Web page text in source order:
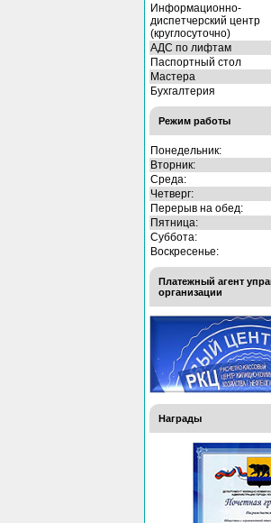
Информационно-
диспетчерский центр
(круглосуточно)
АДС по лифтам
Паспортный стол
Мастера
Бухгалтерия
Режим работы
Понедельник:
Вторник:
Среда:
Четверг:
Перерыв на обед:
Пятница:
Суббота:
Воскресенье:
Платежный агент
организации
Награды